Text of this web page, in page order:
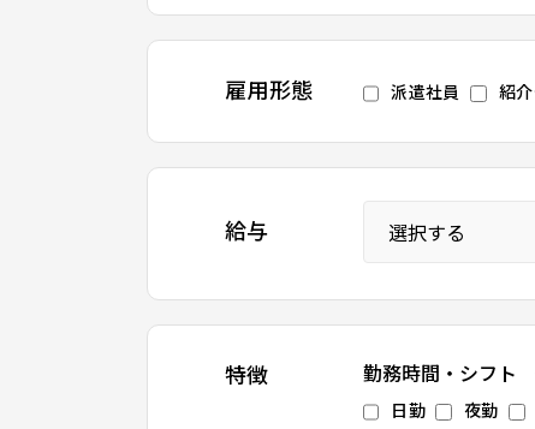
雇用形態 派遣社員 紹
給与
特徴 勤務時間・シフト
日勤 夜勤